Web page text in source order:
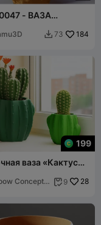
- ВАЗА
 73 184
199
ваза «Кактус»,
из 2 шт., кашпо в
кактуса
Concept
 9 28